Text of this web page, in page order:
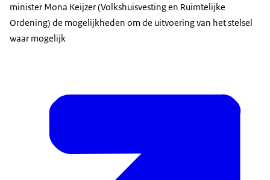
minister Mona Keijzer (Volkshuisvesting en Ruimtelijke
Ordening) de mogelijkheden om de uitvoering van het stelsel
waar mogelijk